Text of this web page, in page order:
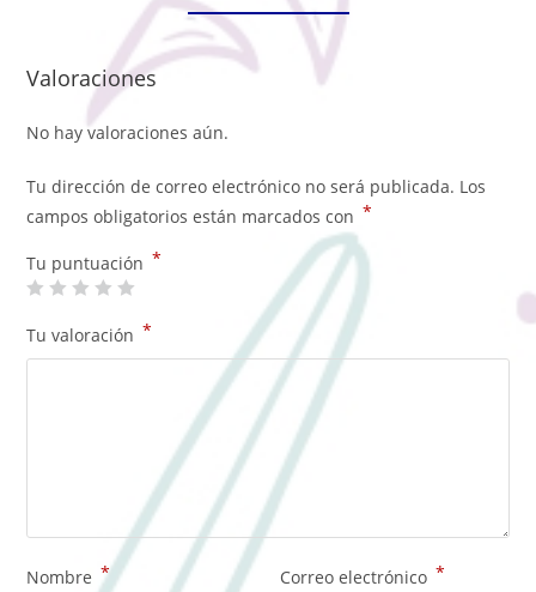
Valoraciones
No hay valoraciones aún.
Tu dirección de correo electrónico no será publicada. Los
campos obligatorios están marcados con *
Tu puntuación *
Tu valoración *
Nombre * Correo electrónico *